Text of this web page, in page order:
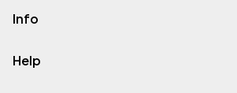
Info
Help